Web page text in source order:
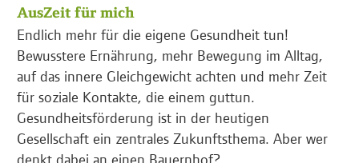
AusZeit für mich
Endlich mehr für die eigene Gesundheit tun!
Bewusstere Ernährung, mehr Bewegung im Alltag,
auf das innere Gleichgewicht achten und mehr Zeit
für soziale Kontakte, die einem guttun.
Gesundheitsförderung ist in der heutigen
Gesellschaft ein zentrales Zukunftsthema. Aber wer
denkt dabei an einen Bauernhof?